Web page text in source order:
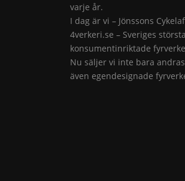
varje år.
I dag är vi – Jönssons
4verkeri.se – Sveriges största
konsumentinriktade
Nu säljer vi inte bara
även egendesignade